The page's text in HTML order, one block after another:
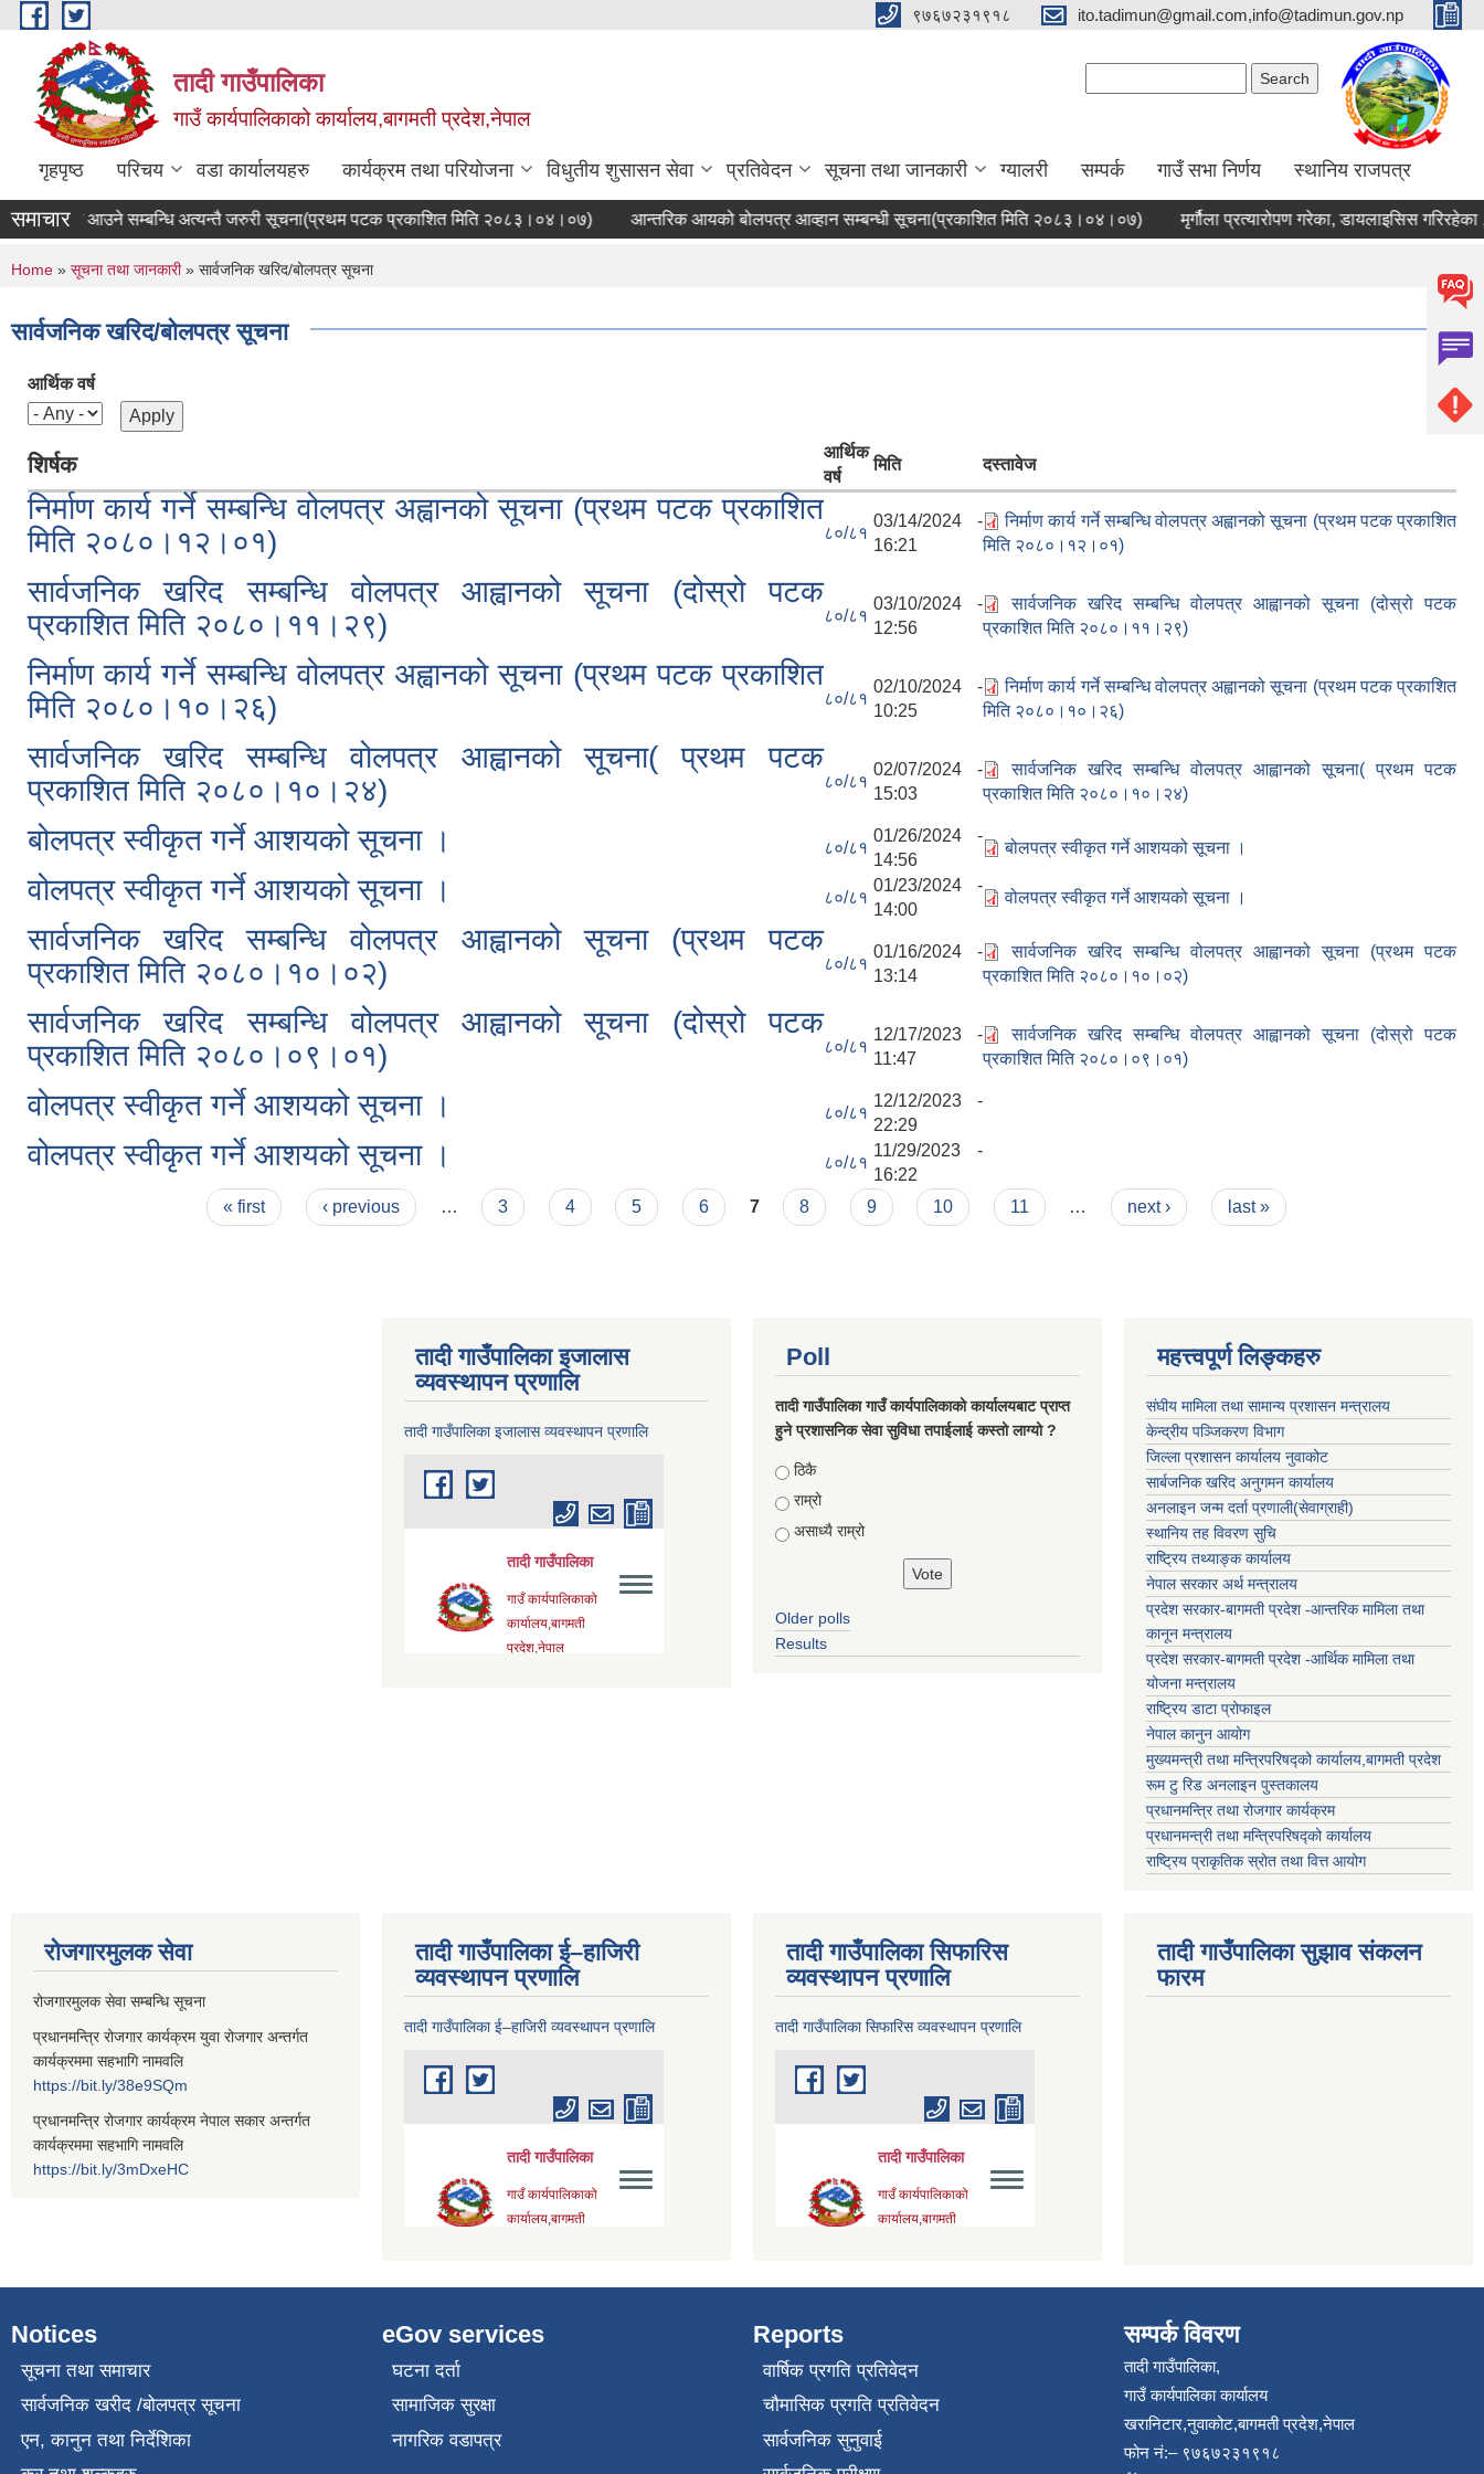
Skip to main content ९७६७२३१९१८ ito.tadimun@gmail.com,info@tadimun.gov.np
तादी गाउँपालिका
गाउँ कार्यपालिकाको कार्यालय,बागमती प्रदेश,नेपाल
गृहपृष्ठ परिचय वडा कार्यालयहरु कार्यक्रम तथा परियोजना विधुतीय शुसासन सेवा प्रतिवेदन सूचना तथा जानकारी ग्यालरी सम्पर्क गाउँ सभा निर्णय स्थानिय राजपत्र
समाचार
दायरमा आउने सम्बन्धि अत्यन्तै जरुरी सूचना(प्रथम पटक प्रकाशित मिति २०८३।०४।०७) आन्तरिक आयको बोलपत्र आव्हान सम्बन्धी सूचना(प्रकाशित मिति २०८३।०४।०७) मृर्गौला प्रत्यारोपण गरेका, डायलाइसिस
You are here
Home » सूचना तथा जानकारी» सार्वजनिक खरिद/बोलपत्र सूचना
सार्वजनिक खरिद/बोलपत्र सूचना
आर्थिक वर्ष
शिर्षक
आर्थिक
वर्ष
मिति दस्तावेज
निर्माण कार्य गर्ने सम्बन्धि वोलपत्र अह्वानको सूचना (प्रथम पटक प्रकाशित
मिति २०८०।१२।०१)
८०/८१
03/14/2024 -
16:21
निर्माण कार्य गर्ने सम्बन्धि वोलपत्र अह्वानको सूचना (प्रथम पटक प्रकाशित
मिति २०८०।१२।०१)
सार्वजनिक खरिद सम्बन्धि वोलपत्र आह्वानको सूचना (दोस्रो पटक
प्रकाशित मिति २०८०।११।२९)
८०/८१
03/10/2024 -
12:56
सार्वजनिक खरिद सम्बन्धि वोलपत्र आह्वानको सूचना (दोस्रो पटक
प्रकाशित मिति २०८०।११।२९)
निर्माण कार्य गर्ने सम्बन्धि वोलपत्र अह्वानको सूचना (प्रथम पटक प्रकाशित
मिति २०८०।१०।२६)
८०/८१
02/10/2024 -
10:25
निर्माण कार्य गर्ने सम्बन्धि वोलपत्र अह्वानको सूचना (प्रथम पटक प्रकाशित
मिति २०८०।१०।२६)
सार्वजनिक खरिद सम्बन्धि वोलपत्र आह्वानको सूचना( प्रथम पटक
प्रकाशित मिति २०८०।१०।२४)
८०/८१
02/07/2024 -
15:03
सार्वजनिक खरिद सम्बन्धि वोलपत्र आह्वानको सूचना( प्रथम पटक
प्रकाशित मिति २०८०।१०।२४)
बोलपत्र स्वीकृत गर्ने आशयको सूचना । ८०/८१
01/26/2024 -
14:56
बोलपत्र स्वीकृत गर्ने आशयको सूचना ।
वोलपत्र स्वीकृत गर्ने आशयको सूचना । ८०/८१
01/23/2024 -
14:00
वोलपत्र स्वीकृत गर्ने आशयको सूचना ।
सार्वजनिक खरिद सम्बन्धि वोलपत्र आह्वानको सूचना (प्रथम पटक
प्रकाशित मिति २०८०।१०।०२)
८०/८१
01/16/2024 -
13:14
सार्वजनिक खरिद सम्बन्धि वोलपत्र आह्वानको सूचना (प्रथम पटक
प्रकाशित मिति २०८०।१०।०२)
सार्वजनिक खरिद सम्बन्धि वोलपत्र आह्वानको सूचना (दोस्रो पटक
प्रकाशित मिति २०८०।०९।०१)
८०/८१
12/17/2023 -
11:47
सार्वजनिक खरिद सम्बन्धि वोलपत्र आह्वानको सूचना (दोस्रो पटक
प्रकाशित मिति २०८०।०९।०१)
वोलपत्र स्वीकृत गर्ने आशयको सूचना । ८०/८१
12/12/2023 -
22:29
वोलपत्र स्वीकृत गर्ने आशयको सूचना । ८०/८१
11/29/2023 -
16:22
« first ‹ previous … 3 4 5 6 7 8 9 10 11 … next › last »
तादी गाउँपालिका इजालास
व्यवस्थापन प्रणालि
तादी गाउँपालिका इजालास व्यवस्थापन प्रणालि
Poll
तादी गाउँपालिका गाउँ कार्यपालिकाको कार्यालयबाट प्राप्त
हुने प्रशासनिक सेवा सुविधा तपाईलाई कस्तो लाग्यो ?
Choices
ठिकै
राम्रो
असाध्यै राम्रो
Older polls
Results
महत्त्वपूर्ण लिङ्कहरु
संघीय मामिला तथा सामान्य प्रशासन मन्त्रालय
केन्द्रीय पञ्जिकरण विभाग
जिल्ला प्रशासन कार्यालय नुवाकोट
सार्बजनिक खरिद अनुगमन कार्यालय
अनलाइन जन्म दर्ता प्रणाली(सेवाग्राही)
स्थानिय तह विवरण सुचि
राष्ट्रिय तथ्याङ्क कार्यालय
नेपाल सरकार अर्थ मन्त्रालय
प्रदेश सरकार-बागमती प्रदेश -आन्तरिक मामिला तथा
कानून मन्त्रालय
प्रदेश सरकार-बागमती प्रदेश -आर्थिक मामिला तथा
योजना मन्त्रालय
राष्ट्रिय डाटा प्रोफाइल
नेपाल कानुन आयोग
मुख्यमन्त्री तथा मन्त्रिपरिषद्को कार्यालय,बागमती प्रदेश
रूम टु रिड अनलाइन पुस्तकालय
प्रधानमन्त्रि तथा रोजगार कार्यक्रम
प्रधानमन्त्री तथा मन्त्रिपरिषद्को कार्यालय
राष्ट्रिय प्राकृतिक स्रोत तथा वित्त आयोग
रोजगारमुलक सेवा
रोजगारमुलक सेवा सम्बन्धि सूचना
प्रधानमन्त्रि रोजगार कार्यक्रम युवा रोजगार अन्तर्गत
कार्यक्रममा सहभागि नामवलि
https://bit.ly/38e9SQm
प्रधानमन्त्रि रोजगार कार्यक्रम नेपाल सकार अन्तर्गत
कार्यक्रममा सहभागि नामवलि
https://bit.ly/3mDxeHC
तादी गाउँपालिका ई–हाजिरी
व्यवस्थापन प्रणालि
तादी गाउँपालिका ई–हाजिरी व्यवस्थापन प्रणालि
तादी गाउँपालिका सिफारिस
व्यवस्थापन प्रणालि
तादी गाउँपालिका सिफारिस व्यवस्थापन प्रणालि
तादी गाउँपालिका सुझाव संकलन
फारम
Notices
सूचना तथा समाचार
सार्वजनिक खरीद /बोलपत्र सूचना
एन, कानुन तथा निर्देशिका
eGov services
घटना दर्ता
सामाजिक सुरक्षा
नागरिक वडापत्र
Reports
वार्षिक प्रगति प्रतिवेदन
चौमासिक प्रगति प्रतिवेदन
सार्वजनिक सुनुवाई
सम्पर्क विवरण
तादी गाउँपालिका,
गाउँ कार्यपालिका कार्यालय
खरानिटार,नुवाकोट,बागमती प्रदेश,नेपाल
फोन नं:– ९७६७२३१९१८